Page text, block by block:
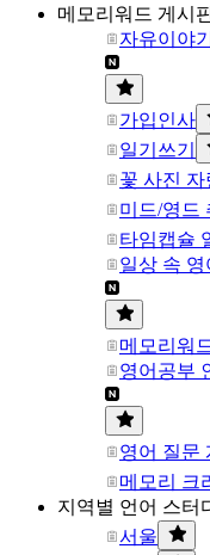
메모리워드 게시
자유이야
가입인사
일기쓰기
꽃 사진 자
미드/영드
타임캡슐
일상 속 영
메모리워
영어공부
영어 질문
메모리 크
지역별 언어 스터
서울